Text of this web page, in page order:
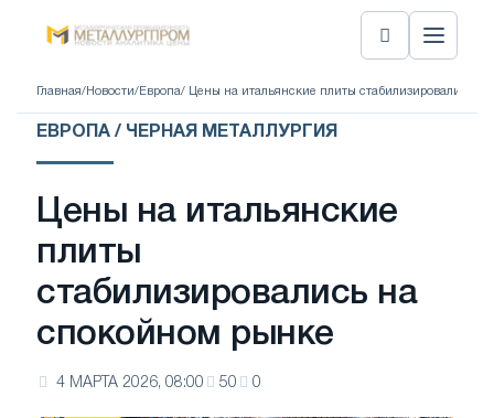
Главная/ Новости/ Европа/ Цены на итальянские плиты стабилизировались
ЕВРОПА / ЧЕРНАЯ МЕТАЛЛУРГИЯ
Цены на итальянские
плиты
стабилизировались на
спокойном рынке
4 МАРТА 2026, 08:00 50 0